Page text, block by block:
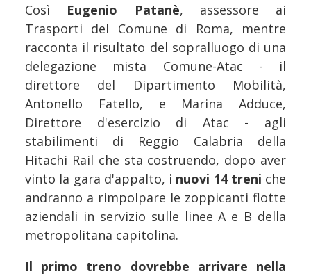
Così Eugenio Patanè, assessore ai
Trasporti del Comune di Roma, mentre
racconta il risultato del sopralluogo di una
delegazione mista Comune-Atac - il
direttore del Dipartimento Mobilità,
Antonello Fatello, e Marina Adduce,
Direttore d'esercizio di Atac - agli
stabilimenti di Reggio Calabria della
Hitachi Rail che sta costruendo, dopo aver
vinto la gara d'appalto, i nuovi 14 treni che
andranno a rimpolpare le zoppicanti flotte
aziendali in servizio sulle linee A e B della
metropolitana capitolina.
Il primo treno dovrebbe arrivare nella